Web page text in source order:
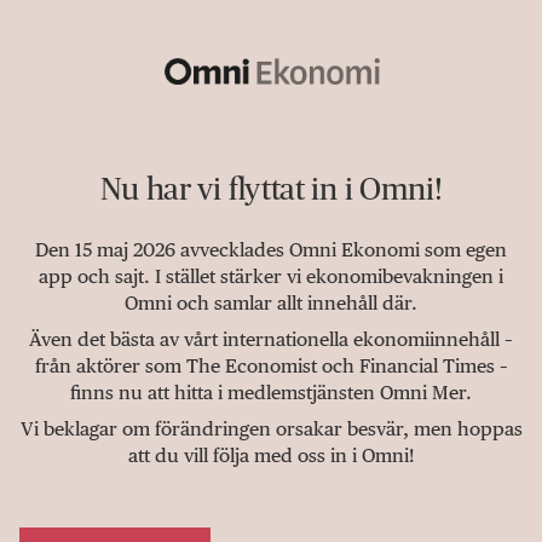
Nu har vi flyttat in i Omni!
Den 15 maj 2026 avvecklades Omni Ekonomi som egen
app och sajt. I stället stärker vi ekonomibevakningen i
Omni och samlar allt innehåll där.
Även det bästa av vårt internationella ekonomiinnehåll –
från aktörer som The Economist och Financial Times –
finns nu att hitta i medlemstjänsten Omni Mer.
Vi beklagar om förändringen orsakar besvär, men hoppas
att du vill följa med oss in i Omni!